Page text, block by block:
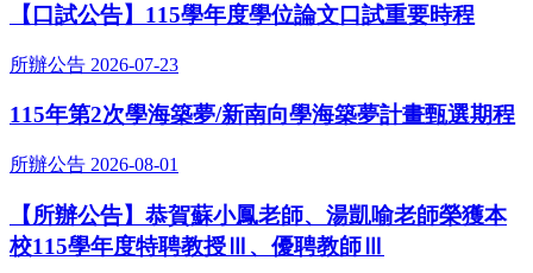
【口試公告】115學年度學位論文口試重要時程
所辦公告 2026-07-23
115年第2次學海築夢/新南向學海築夢計畫甄選期程
所辦公告 2026-08-01
【所辦公告】恭賀蘇小鳳老師、湯凱喻老師榮獲本
校115學年度特聘教授Ⅲ、優聘教師Ⅲ